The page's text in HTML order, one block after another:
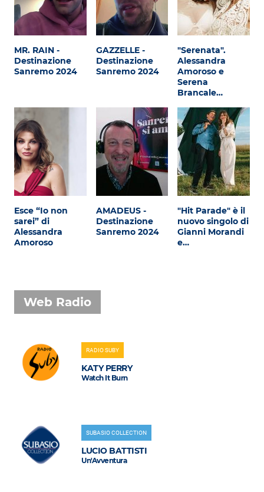
Cultura
Attualità
Costume
Eventi
MR. RAIN -
Destinazione
Sanremo 2024
GAZZELLE -
Destinazione
Sanremo 2024
"Serenata".
Alessandra
Amoroso e
Serena
Brancale…
Esce “Io non
sarei” di
Alessandra
Amoroso
AMADEUS -
Destinazione
Sanremo 2024
"Hit Parade" è il
nuovo singolo di
Gianni Morandi
e…
Web Radio
RADIO SUBY
KATY PERRY
Watch It Burn
SUBASIO COLLECTION
LUCIO BATTISTI
Un'Avventura